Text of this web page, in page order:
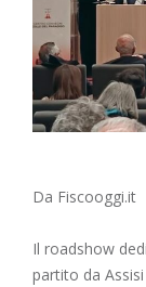
Da Fiscooggi.it
Il roadshow
partito da